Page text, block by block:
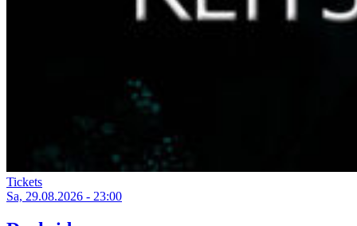
Tickets
Sa, 29.08.2026 - 23:00